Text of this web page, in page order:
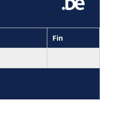
Fin